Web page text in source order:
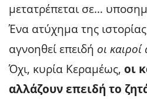
μετατρέπεται σε…
Ένα ατύχημα της
αγνοηθεί επειδή οι
Όχι, κυρία Κεραμέως, οι
αλλάζουν επειδή το